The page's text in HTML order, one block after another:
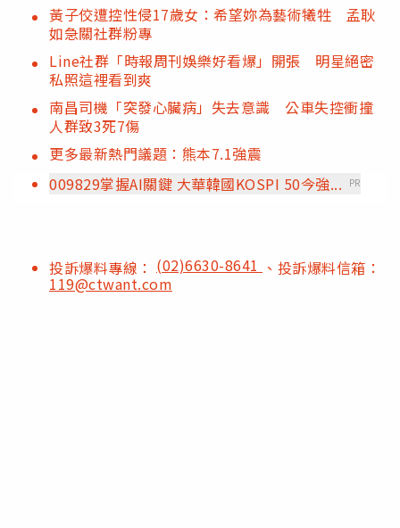
黃子佼遭控性侵17歲女：希望妳為藝術犧牲 孟耿
如急關社群粉專
Line社群「時報周刊娛樂好看爆」開張 明星絕密
私照這裡看到爽
南昌司機「突發心臟病」失去意識 公車失控衝撞
人群致3死7傷
更多最新熱門議題：熊本7.1強震
009829掌握AI關鍵 大華韓國KOSPI 50今強...
PR
投訴爆料專線： (02)6630-8641 、投訴爆料信箱：
119@ctwant.com